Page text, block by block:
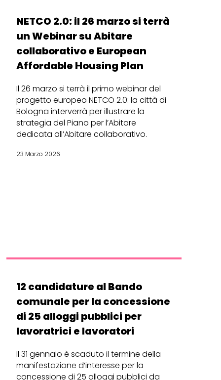
NETCO 2.0: il 26 marzo si terrà
un Webinar su Abitare
collaborativo e European
Affordable Housing Plan
Il 26 marzo si terrà il primo webinar del
progetto europeo NETCO 2.0: la città di
Bologna interverrà per illustrare la
strategia del Piano per l’Abitare
dedicata all’Abitare collaborativo.
23 Marzo 2026
12 candidature al Bando
comunale per la concessione
di 25 alloggi pubblici per
lavoratrici e lavoratori
Il 31 gennaio è scaduto il termine della
manifestazione d’interesse per la
concessione di 25 alloggi pubblici da